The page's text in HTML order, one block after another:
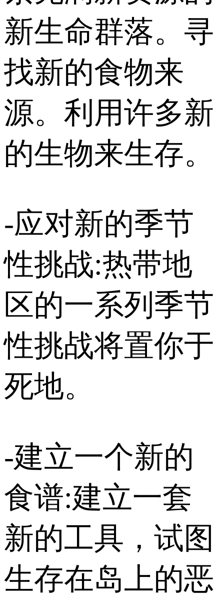
新生命群落。寻
找新的食物来
源。利用许多新
的生物来生存。
-应对新的季节
性挑战:热带地
区的一系列季节
性挑战将置你于
死地。
-建立一个新的
食谱:建立一套
新的工具，试图
生存在岛上的恶